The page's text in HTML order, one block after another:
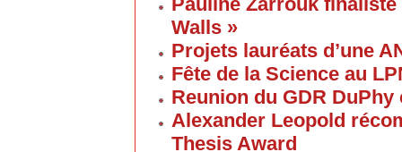
Walls »
Projets lauréats d’une
Fête de la Science au
Reunion du GDR DuPhy
Alexander Leopold
Thesis Award